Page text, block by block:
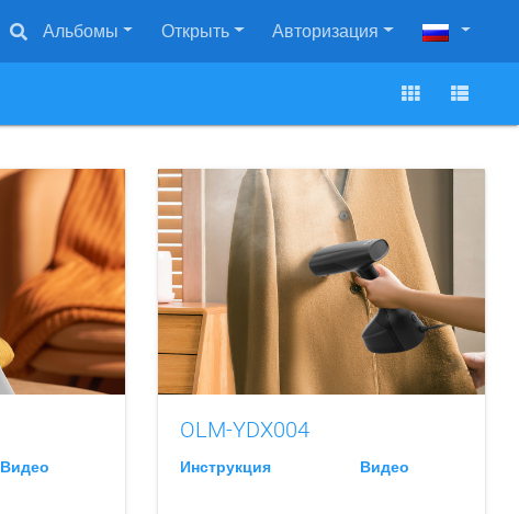
Альбомы Открыть Авторизация
Видео
OLM-YDX004
Инструкция Видео